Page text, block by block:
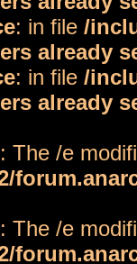
: in file /
already
: in file /
already
The /e
The /e